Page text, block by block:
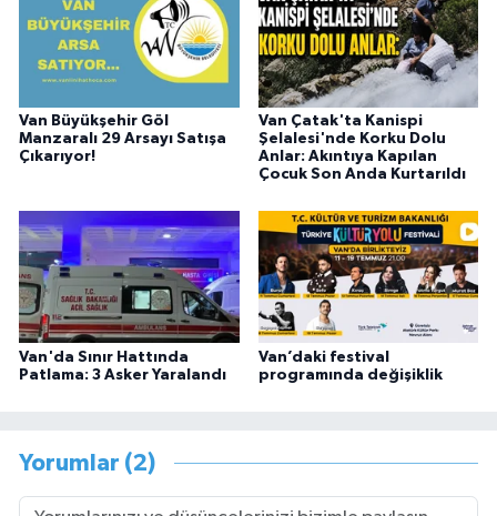
Van Büyükşehir Göl
Manzaralı 29 Arsayı Satışa
Çıkarıyor!
Van Çatak'ta Kanispi
Şelalesi'nde Korku Dolu
Anlar: Akıntıya Kapılan
Çocuk Son Anda Kurtarıldı
Van'da Sınır Hattında
Patlama: 3 Asker Yaralandı
Van’daki festival
programında değişiklik
Yorumlar (2)